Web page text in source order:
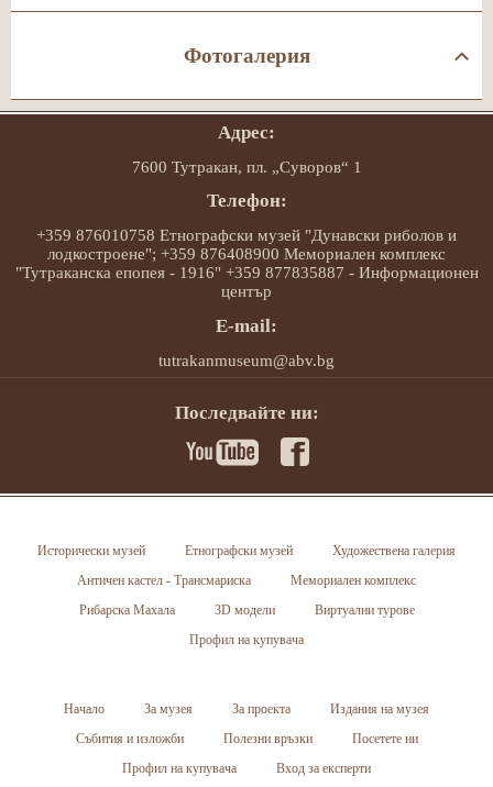
Фотогалерия
Адрес:
7600 Тутракан, пл. „Суворов“ 1
Телефон:
+359 876010758 Етнографски музей "Дунавски риболов и
лодкостроене"; +359 876408900 Мемориален комплекс
"Тутраканска епопея - 1916" +359 877835887 - Информационен
център
E-mail:
tutrakanmuseum@abv.bg
Последвайте ни:
Исторически музей Етнографски музей
Художествена галерия
Античен кастел - Трансмариска
Мемориален комплекс
Рибарска Махала
3D модели
Виртуални турове
Профил на купувача
Начало За музея За проекта
Издания на музея
Събития и изложби
Полезни връзки
Посетете ни
Профил на купувача
Вход за експерти